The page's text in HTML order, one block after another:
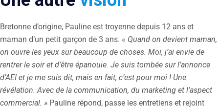
Bretonne d’origine, Pauline est troyenne depuis 12 ans et
maman d’un petit garçon de 3 ans. « Quand on devient maman,
on ouvre les yeux sur beaucoup de choses. Moi, j’ai envie de
rentrer le soir et d’être épanouie. Je suis tombée sur l’annonce
d’AEI et je me suis dit, mais en fait, c’est pour moi ! Une
révélation. Avec de la communication, du marketing et l’aspect
commercial. » Pauline répond, passe les entretiens et rejoint